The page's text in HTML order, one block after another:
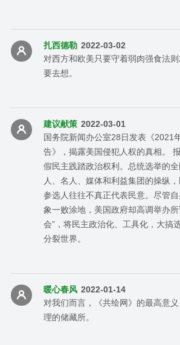
扎西德勒 2022-03-02
对西方和欧美只要守着弱肉强食法
要去想。
建议献策 2022-03-01
国务院新闻办公室28日发表《2021
告》，揭露美国侵犯人权的真相。
假民主践踏政治权利。总统选举的
人、名人、媒体和利益集团的操纵
参选人往往不真正代表民意。尽管
象一败涂地，美国政府却高调举办
会”，将民主政治化、工具化，大搞
分裂世界。
暖心春风 2022-01-14
对我们而言，《共绘网》的最高意
理的储藏所。